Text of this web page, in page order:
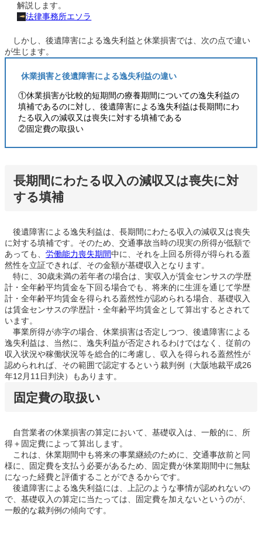
解説します。
法律事務所エソラ
しかし、後遺障害による逸失利益と休業損害では、次の点で違い
が生じます。
休業損害と後遺障害による逸失利益の違い
①休業損害が比較的短期間の療養期間についての逸失利益の
填補であるのに対し、後遺障害による逸失利益は長期間にわ
たる収入の減収又は喪失に対する填補である
②固定費の取扱い
長期間にわたる収入の減収又は喪失に対
する填補
後遺障害による逸失利益は、長期間にわたる収入の減収又は喪失
に対する填補です。そのため、交通事故当時の現実の所得が低額で
あっても、 労働能力喪失期間中に、それを上回る所得が得られる蓋
然性を立証できれば、その金額が基礎収入となります。
特に、30歳未満の若年者の場合は、実収入が賃金センサスの学歴
計・全年齢平均賃金を下回る場合でも、将来的に生涯を通じて学歴
計・全年齢平均賃金を得られる蓋然性が認められる場合、基礎収入
は賃金センサスの学歴計・全年齢平均賃金として算出するとされて
います。
事業所得が赤字の場合、休業損害は否定しつつ、後遺障害による
逸失利益は、当然に、逸失利益が否定されるわけではなく、従前の
収入状況や稼働状況等を総合的に考慮し、収入を得られる蓋然性が
認められれば、その範囲で認定するという裁判例（大阪地裁平成26
年12月11日判決）もあります。
固定費の取扱い
自営業者の休業損害の算定において、基礎収入は、一般的に、所
得＋固定費によって算出します。
これは、休業期間中も将来の事業継続のために、交通事故前と同
様に、固定費を支払う必要があるため、固定費が休業期間中に無駄
になった経費と評価することができるからです。
後遺障害による逸失利益には、上記のような事情が認めれないの
で、基礎収入の算定に当たっては、固定費を加えないというのが、
一般的な裁判例の傾向です。